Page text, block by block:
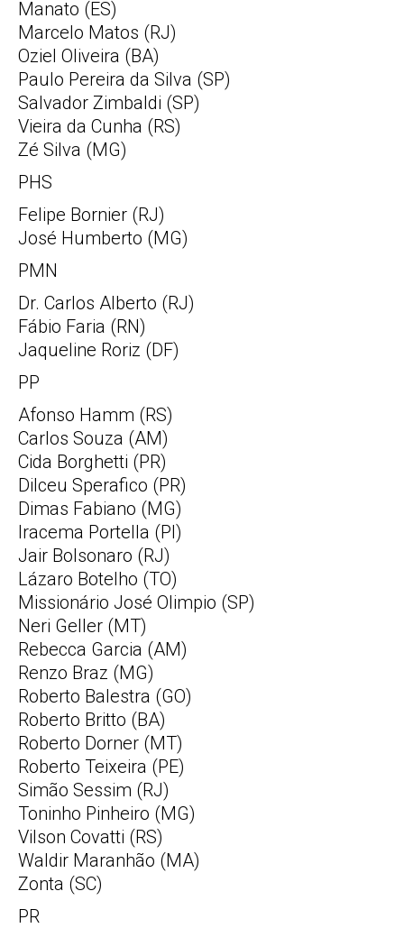
Manato (ES)
Marcelo Matos (RJ)
Oziel Oliveira (BA)
Paulo Pereira da Silva (SP)
Salvador Zimbaldi (SP)
Vieira da Cunha (RS)
Zé Silva (MG)
PHS
Felipe Bornier (RJ)
José Humberto (MG)
PMN
Dr. Carlos Alberto (RJ)
Fábio Faria (RN)
Jaqueline Roriz (DF)
PP
Afonso Hamm (RS)
Carlos Souza (AM)
Cida Borghetti (PR)
Dilceu Sperafico (PR)
Dimas Fabiano (MG)
Iracema Portella (PI)
Jair Bolsonaro (RJ)
Lázaro Botelho (TO)
Missionário José Olimpio (SP)
Neri Geller (MT)
Rebecca Garcia (AM)
Renzo Braz (MG)
Roberto Balestra (GO)
Roberto Britto (BA)
Roberto Dorner (MT)
Roberto Teixeira (PE)
Simão Sessim (RJ)
Toninho Pinheiro (MG)
Vilson Covatti (RS)
Waldir Maranhão (MA)
Zonta (SC)
PR